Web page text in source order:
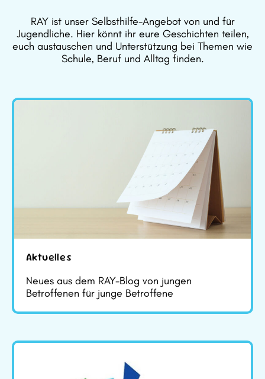
RAY ist unser Selbsthilfe-Angebot von und für
Jugendliche. Hier könnt ihr eure Geschichten teilen,
euch austauschen und Unterstützung bei Themen wie
Schule, Beruf und Alltag finden.
Aktuelles
Neues aus dem RAY-Blog von jungen
Betroffenen für junge Betroffene